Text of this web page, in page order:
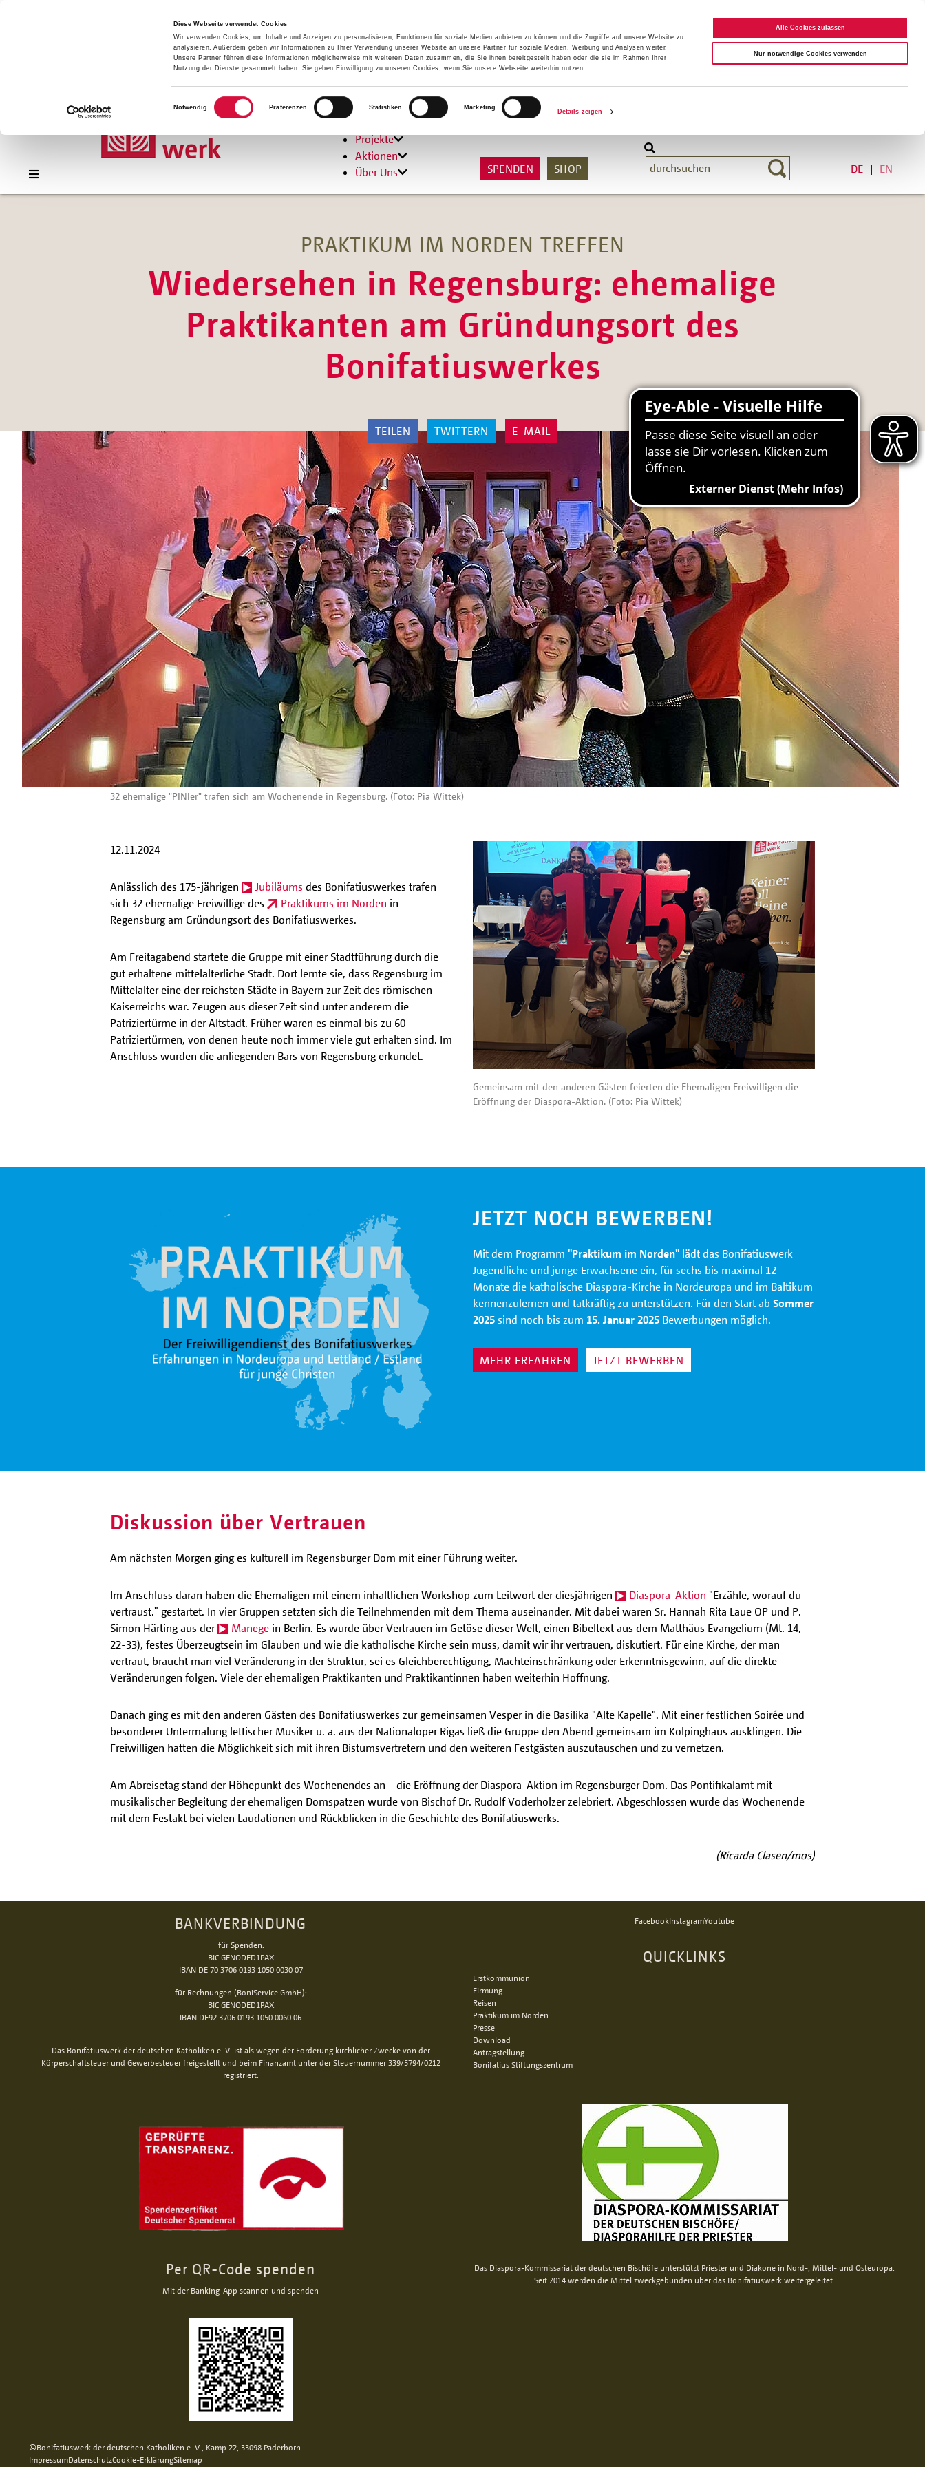
Diese Webseite verwendet Cookies
Wir verwenden Cookies, um Inhalte und Anzeigen zu personalisieren, Funktionen für soziale Medien anbieten zu können und die Zugriffe auf unsere Website zu
analysieren. Außerdem geben wir Informationen zu Ihrer Verwendung unserer Website an unsere Partner für soziale Medien, Werbung und Analysen weiter.
Unsere Partner führen diese Informationen möglicherweise mit weiteren Daten zusammen, die Sie ihnen bereitgestellt haben oder die sie im Rahmen Ihrer
Nutzung der Dienste gesammelt haben. Sie geben Einwilligung zu unseren Cookies, wenn Sie unsere Webseite weiterhin nutzen.
Einwilligungsauswahl
Notwendig
Präferenzen Statistiken Marketing
Details zeigen
Alle Cookies zulassen
Nur notwendige Cookies verwenden
Hilfen
Projekte
Aktionen
Über Uns
SPENDEN SHOP DE EN
PRAKTIKUM IM NORDEN TREFFEN
Wiedersehen in Regensburg: ehemalige
Praktikanten am Gründungsort des
Bonifatiuswerkes
TEILEN TWITTERN E-MAIL
32 ehemalige "PINler" trafen sich am Wochenende in Regensburg. (Foto: Pia Wittek)
Gemeinsam mit den anderen Gästen feierten die Ehemaligen Freiwilligen die
Eröffnung der Diaspora-Aktion. (Foto: Pia Wittek)
12.11.2024
Anlässlich des 175-jährigen Jubiläums des Bonifatiuswerkes trafen
sich 32 ehemalige Freiwillige des
Praktikums im Norden in
Regensburg am Gründungsort des Bonifatiuswerkes.
Am Freitagabend startete die Gruppe mit einer Stadtführung durch die
gut erhaltene mittelalterliche Stadt. Dort lernte sie, dass Regensburg im
Mittelalter eine der reichsten Städte in Bayern zur Zeit des römischen
Kaiserreichs war. Zeugen aus dieser Zeit sind unter anderem die
Patriziertürme in der Altstadt. Früher waren es einmal bis zu 60
Patriziertürmen, von denen heute noch immer viele gut erhalten sind. Im
Anschluss wurden die anliegenden Bars von Regensburg erkundet.
JETZT NOCH BEWERBEN!
Mit dem Programm "Praktikum im Norden" lädt das Bonifatiuswerk
Jugendliche und junge Erwachsene ein, für sechs bis maximal 12
Monate die katholische Diaspora-Kirche in Nordeuropa und im Baltikum
kennenzulernen und tatkräftig zu unterstützen. Für den Start ab Sommer
2025 sind noch bis zum 15. Januar 2025 Bewerbungen möglich.
MEHR ERFAHREN JETZT BEWERBEN
Diskussion über Vertrauen
Am nächsten Morgen ging es kulturell im Regensburger Dom mit einer Führung weiter.
Im Anschluss daran haben die Ehemaligen mit einem inhaltlichen Workshop zum Leitwort der diesjährigen Diaspora-Aktion "Erzähle, worauf du
vertraust." gestartet. In vier Gruppen setzten sich die Teilnehmenden mit dem Thema auseinander. Mit dabei waren Sr. Hannah Rita Laue OP und P.
Simon Härting aus der
Manege in Berlin. Es wurde über Vertrauen im Getöse dieser Welt, einen Bibeltext aus dem Matthäus Evangelium (Mt. 14,
22-33), festes Überzeugtsein im Glauben und wie die katholische Kirche sein muss, damit wir ihr vertrauen, diskutiert. Für eine Kirche, der man
vertraut, braucht man viel Veränderung in der Struktur, sei es Gleichberechtigung, Machteinschränkung oder Erkenntnisgewinn, auf die direkte
Veränderungen folgen. Viele der ehemaligen Praktikanten und Praktikantinnen haben weiterhin Hoffnung.
Danach ging es mit den anderen Gästen des Bonifatiuswerkes zur gemeinsamen Vesper in die Basilika "Alte Kapelle". Mit einer festlichen Soirée und
besonderer Untermalung lettischer Musiker u. a. aus der Nationaloper Rigas ließ die Gruppe den Abend gemeinsam im Kolpinghaus ausklingen. Die
Freiwilligen hatten die Möglichkeit sich mit ihren Bistumsvertretern und den weiteren Festgästen auszutauschen und zu vernetzen.
Am Abreisetag stand der Höhepunkt des Wochenendes an – die Eröffnung der Diaspora-Aktion im Regensburger Dom. Das Pontifikalamt mit
musikalischer Begleitung der ehemaligen Domspatzen wurde von Bischof Dr. Rudolf Voderholzer zelebriert. Abgeschlossen wurde das Wochenende
mit dem Festakt bei vielen Laudationen und Rückblicken in die Geschichte des Bonifatiuswerks.
(Ricarda Clasen/mos)
BANKVERBINDUNG
für Spenden:
BIC GENODED1PAX
IBAN DE 70 3706 0193 1050 0030 07
für Rechnungen (BoniService GmbH):
BIC GENODED1PAX
IBAN DE92 3706 0193 1050 0060 06
Das Bonifatiuswerk der deutschen Katholiken e. V. ist als wegen der Förderung kirchlicher Zwecke von der
Körperschaftsteuer und Gewerbesteuer freigestellt und beim Finanzamt unter der Steuernummer 339/5794/0212
registriert.
Per QR-Code spenden
Mit der Banking-App scannen und spenden
FacebookInstagramYoutube
QUICKLINKS
Erstkommunion
Firmung
Reisen
Praktikum im Norden
Presse
Download
Antragstellung
Bonifatius Stiftungszentrum
Das Diaspora-Kommissariat der deutschen Bischöfe unterstützt Priester und Diakone in Nord-, Mittel- und Osteuropa.
Seit 2014 werden die Mittel zweckgebunden über das Bonifatiuswerk weitergeleitet.
©Bonifatiuswerk der deutschen Katholiken e. V., Kamp 22, 33098 Paderborn
ImpressumDatenschutzCookie-ErklärungSitemap